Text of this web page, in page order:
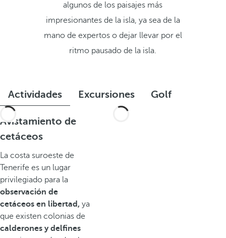
algunos de los paisajes más
impresionantes de la isla, ya sea de la
mano de expertos o dejar llevar por el
ritmo pausado de la isla.
Actividades Excursiones Golf
Avistamiento de
cetáceos
La costa suroeste de
Tenerife es un lugar
privilegiado para la
observación de
cetáceos en libertad, ya
que existen colonias de
calderones y delfines